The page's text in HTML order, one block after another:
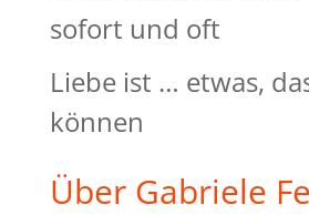
sofort und oft
Liebe ist … etwas,
können
Über Gabriele